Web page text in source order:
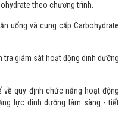
dựng hoàn thiện và hỗ trợ giám
chăm sóc dinh dưỡng cho người
theo chương trình.
uống và cung cấp Carbohydrate
tra giám sát hoạt động dinh dưỡng
quy định chức năng hoạt động